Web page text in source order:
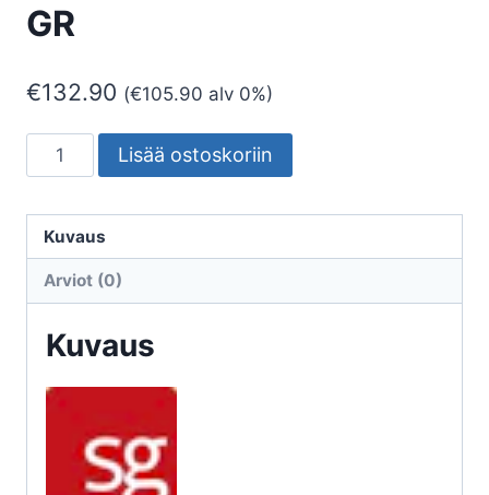
GR
€132.90 (€105.90 alv 0%)
SEINÄVALAISIN
ULKO
UNO
1100
GR
määrä
Lisää ostoskoriin
Kuvaus
Arviot (0)
Kuvaus